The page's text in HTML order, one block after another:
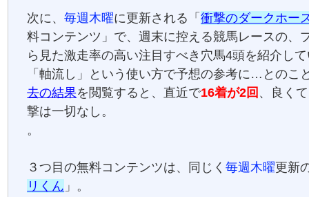
次に、毎週木曜に更新される「衝撃のダークホー
料コンテンツ」で、週末に控える競馬レースの、
ら見た激走率の高い注目すべき穴馬4頭を紹介し
「軸流し」という使い方で予想の参考に…とのこ
去の結果を閲覧すると、直近で16着が2回 、良く
撃は一切なし。
。
３つ目の無料コンテンツは、同じく毎週木曜更新
リくん 」。